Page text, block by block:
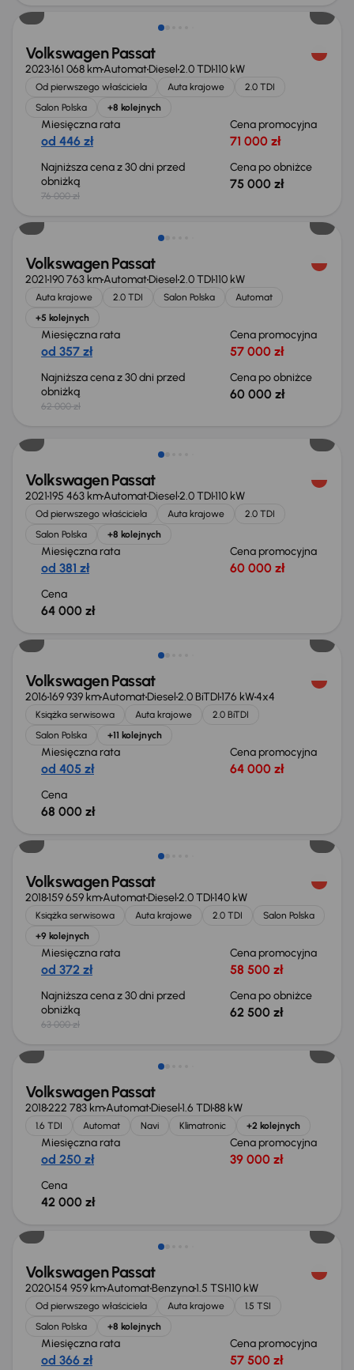
Volkswagen Passat
2023161 068 kmAutomatDiesel2.0 TDI110 kW
Od pierwszego właściciela Auta krajowe
2.0 TDI
Salon Polska
+8 kolejnych
Miesięczna rata
od 446 zł
Cena promocyjna
71 000 zł
Najniższa cena z 30 dni przed
obniżką
76 000 zł
Cena po obniżce
75 000 zł
Taniej o 2 000 zł
Volkswagen Passat
2021190 763 kmAutomatDiesel2.0 TDI110 kW
Auta krajowe 2.0 TDI Salon Polska
Automat
+5 kolejnych
Miesięczna rata
od 357 zł
Cena promocyjna
57 000 zł
Najniższa cena z 30 dni przed
obniżką
62 000 zł
Cena po obniżce
60 000 zł
Volkswagen Passat
2021195 463 kmAutomatDiesel2.0 TDI110 kW
Od pierwszego właściciela Auta krajowe
2.0 TDI
Salon Polska
+8 kolejnych
Miesięczna rata
od 381 zł
Cena promocyjna
60 000 zł
Cena
64 000 zł
Świeżo skupione
Volkswagen Passat
2016169 939 kmAutomatDiesel2.0 BiTDI176 kW4x4
Książka serwisowa Auta krajowe
2.0 BiTDI
Salon Polska
+11 kolejnych
Miesięczna rata
od 405 zł
Cena promocyjna
64 000 zł
Cena
68 000 zł
Taniej o 500 zł
Volkswagen Passat
2018159 659 kmAutomatDiesel2.0 TDI140 kW
Książka serwisowa Auta krajowe 2.0 TDI
Salon Polska
+9 kolejnych
Miesięczna rata
od 372 zł
Cena promocyjna
58 500 zł
Najniższa cena z 30 dni przed
obniżką
63 000 zł
Cena po obniżce
62 500 zł
Volkswagen Passat
2018222 783 kmAutomatDiesel1.6 TDI88 kW
1.6 TDI Automat Navi Klimatronic +2 kolejnych
Miesięczna rata
od 250 zł
Cena promocyjna
39 000 zł
Cena
42 000 zł
Volkswagen Passat
2020154 959 kmAutomatBenzyna1.5 TSI110 kW
Od pierwszego właściciela Auta krajowe
1.5 TSI
Salon Polska
+8 kolejnych
Miesięczna rata
od 366 zł
Cena promocyjna
57 500 zł